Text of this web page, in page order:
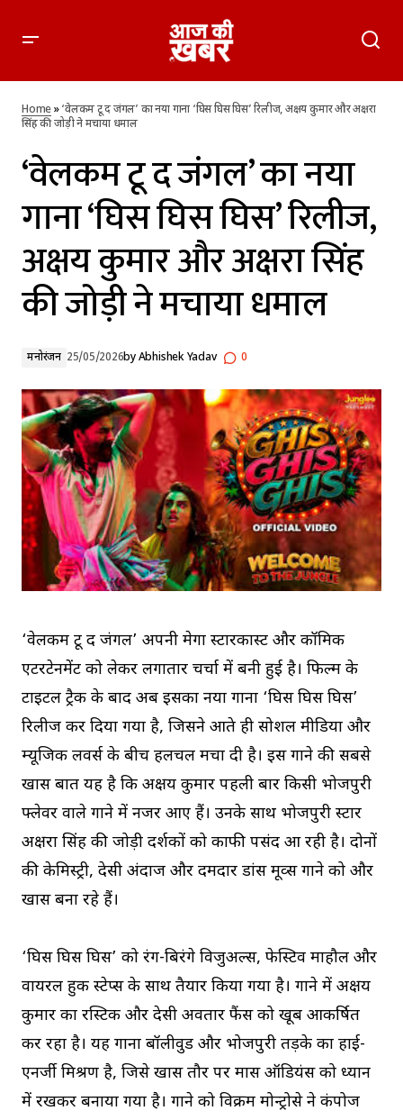
और अक्षरा सिंह की जोड़ी ने मचाया धमाल
Home»‘वेलकम टू द जंगल’ का नया गाना ‘घिस घिस घिस’ रिलीज, अक्षय कुमार और अक्षरा
सिंह की जोड़ी ने मचाया धमाल
‘वेलकम टू द जंगल’ का नया
गाना ‘घिस घिस घिस’ रिलीज,
अक्षय कुमार और अक्षरा सिंह
की जोड़ी ने मचाया धमाल
मनोरंजन 25/05/2026byAbhishek Yadav 0
‘वेलकम टू द जंगल’ अपनी मेगा स्टारकास्ट और कॉमिक
एंटरटेनमेंट को लेकर लगातार चर्चा में बनी हुई है। फिल्म के
टाइटल ट्रैक के बाद अब इसका नया गाना ‘घिस घिस घिस’
रिलीज कर दिया गया है, जिसने आते ही सोशल मीडिया और
म्यूजिक लवर्स के बीच हलचल मचा दी है। इस गाने की सबसे
खास बात यह है कि अक्षय कुमार पहली बार किसी भोजपुरी
फ्लेवर वाले गाने में नजर आए हैं। उनके साथ भोजपुरी स्टार
अक्षरा सिंह की जोड़ी दर्शकों को काफी पसंद आ रही है। दोनों
की केमिस्ट्री, देसी अंदाज और दमदार डांस मूव्स गाने को और
खास बना रहे हैं।
‘घिस घिस घिस’ को रंग-बिरंगे विजुअल्स, फेस्टिव माहौल और
वायरल हुक स्टेप्स के साथ तैयार किया गया है। गाने में अक्षय
कुमार का रस्टिक और देसी अवतार फैंस को खूब आकर्षित
कर रहा है। यह गाना बॉलीवुड और भोजपुरी तड़के का हाई-
एनर्जी मिश्रण है, जिसे खास तौर पर मास ऑडियंस को ध्यान
में रखकर बनाया गया है। गाने को विक्रम मोन्ट्रोसे ने कंपोज